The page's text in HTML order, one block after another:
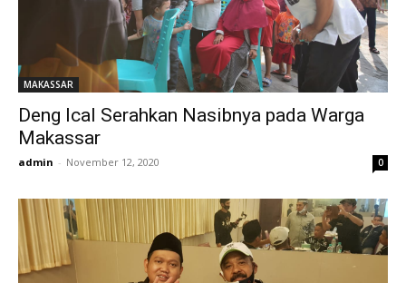
MAKASSAR
Deng Ical Serahkan Nasibnya pada Warga
Makassar
admin - November 12, 2020 0